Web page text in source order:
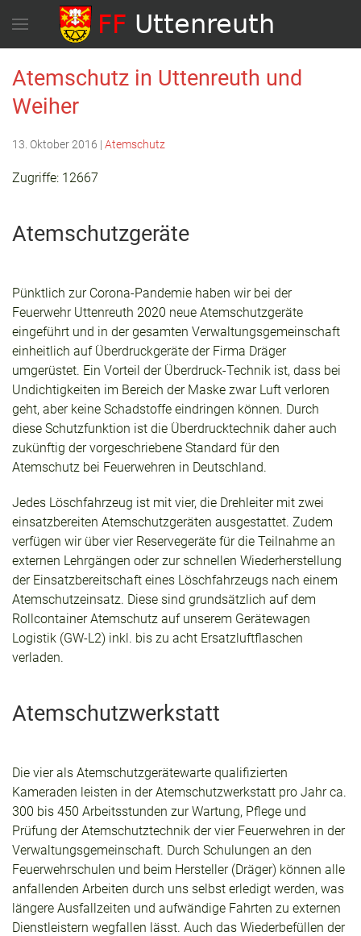
Atemschutz in Uttenreuth und
Weiher
13. Oktober 2016 | Atemschutz
Zugriffe: 12667
Atemschutzgeräte
Pünktlich zur Corona-Pandemie haben wir bei der
Feuerwehr Uttenreuth 2020 neue Atemschutzgeräte
eingeführt und in der gesamten Verwaltungsgemeinschaft
einheitlich auf Überdruckgeräte der Firma Dräger
umgerüstet. Ein Vorteil der Überdruck-Technik ist, dass bei
Undichtigkeiten im Bereich der Maske zwar Luft verloren
geht, aber keine Schadstoffe eindringen können. Durch
diese Schutzfunktion ist die Überdrucktechnik daher auch
zukünftig der vorgeschriebene Standard für den
Atemschutz bei Feuerwehren in Deutschland.
Jedes Löschfahrzeug ist mit vier, die Drehleiter mit zwei
einsatzbereiten Atemschutzgeräten ausgestattet. Zudem
verfügen wir über vier Reservegeräte für die Teilnahme an
externen Lehrgängen oder zur schnellen Wiederherstellung
der Einsatzbereitschaft eines Löschfahrzeugs nach einem
Atemschutzeinsatz. Diese sind grundsätzlich auf dem
Rollcontainer Atemschutz auf unserem Gerätewagen
Logistik (GW-L2) inkl. bis zu acht Ersatzluftflaschen
verladen.
Atemschutzwerkstatt
Die vier als Atemschutzgerätewarte qualifizierten
Kameraden leisten in der Atemschutzwerkstatt pro Jahr ca.
300 bis 450 Arbeitsstunden zur Wartung, Pflege und
Prüfung der Atemschutztechnik der vier Feuerwehren in der
Verwaltungsgemeinschaft. Durch Schulungen an den
Feuerwehrschulen und beim Hersteller (Dräger) können alle
anfallenden Arbeiten durch uns selbst erledigt werden, was
längere Ausfallzeiten und aufwändige Fahrten zu externen
Dienstleistern wegfallen lässt. Auch das Wiederbefüllen der